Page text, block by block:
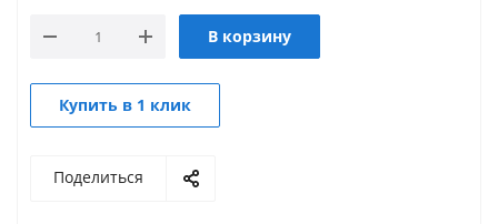
В корзину
Купить в 1 клик
Поделиться